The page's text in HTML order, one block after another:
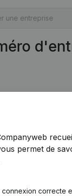
permet de
correcte